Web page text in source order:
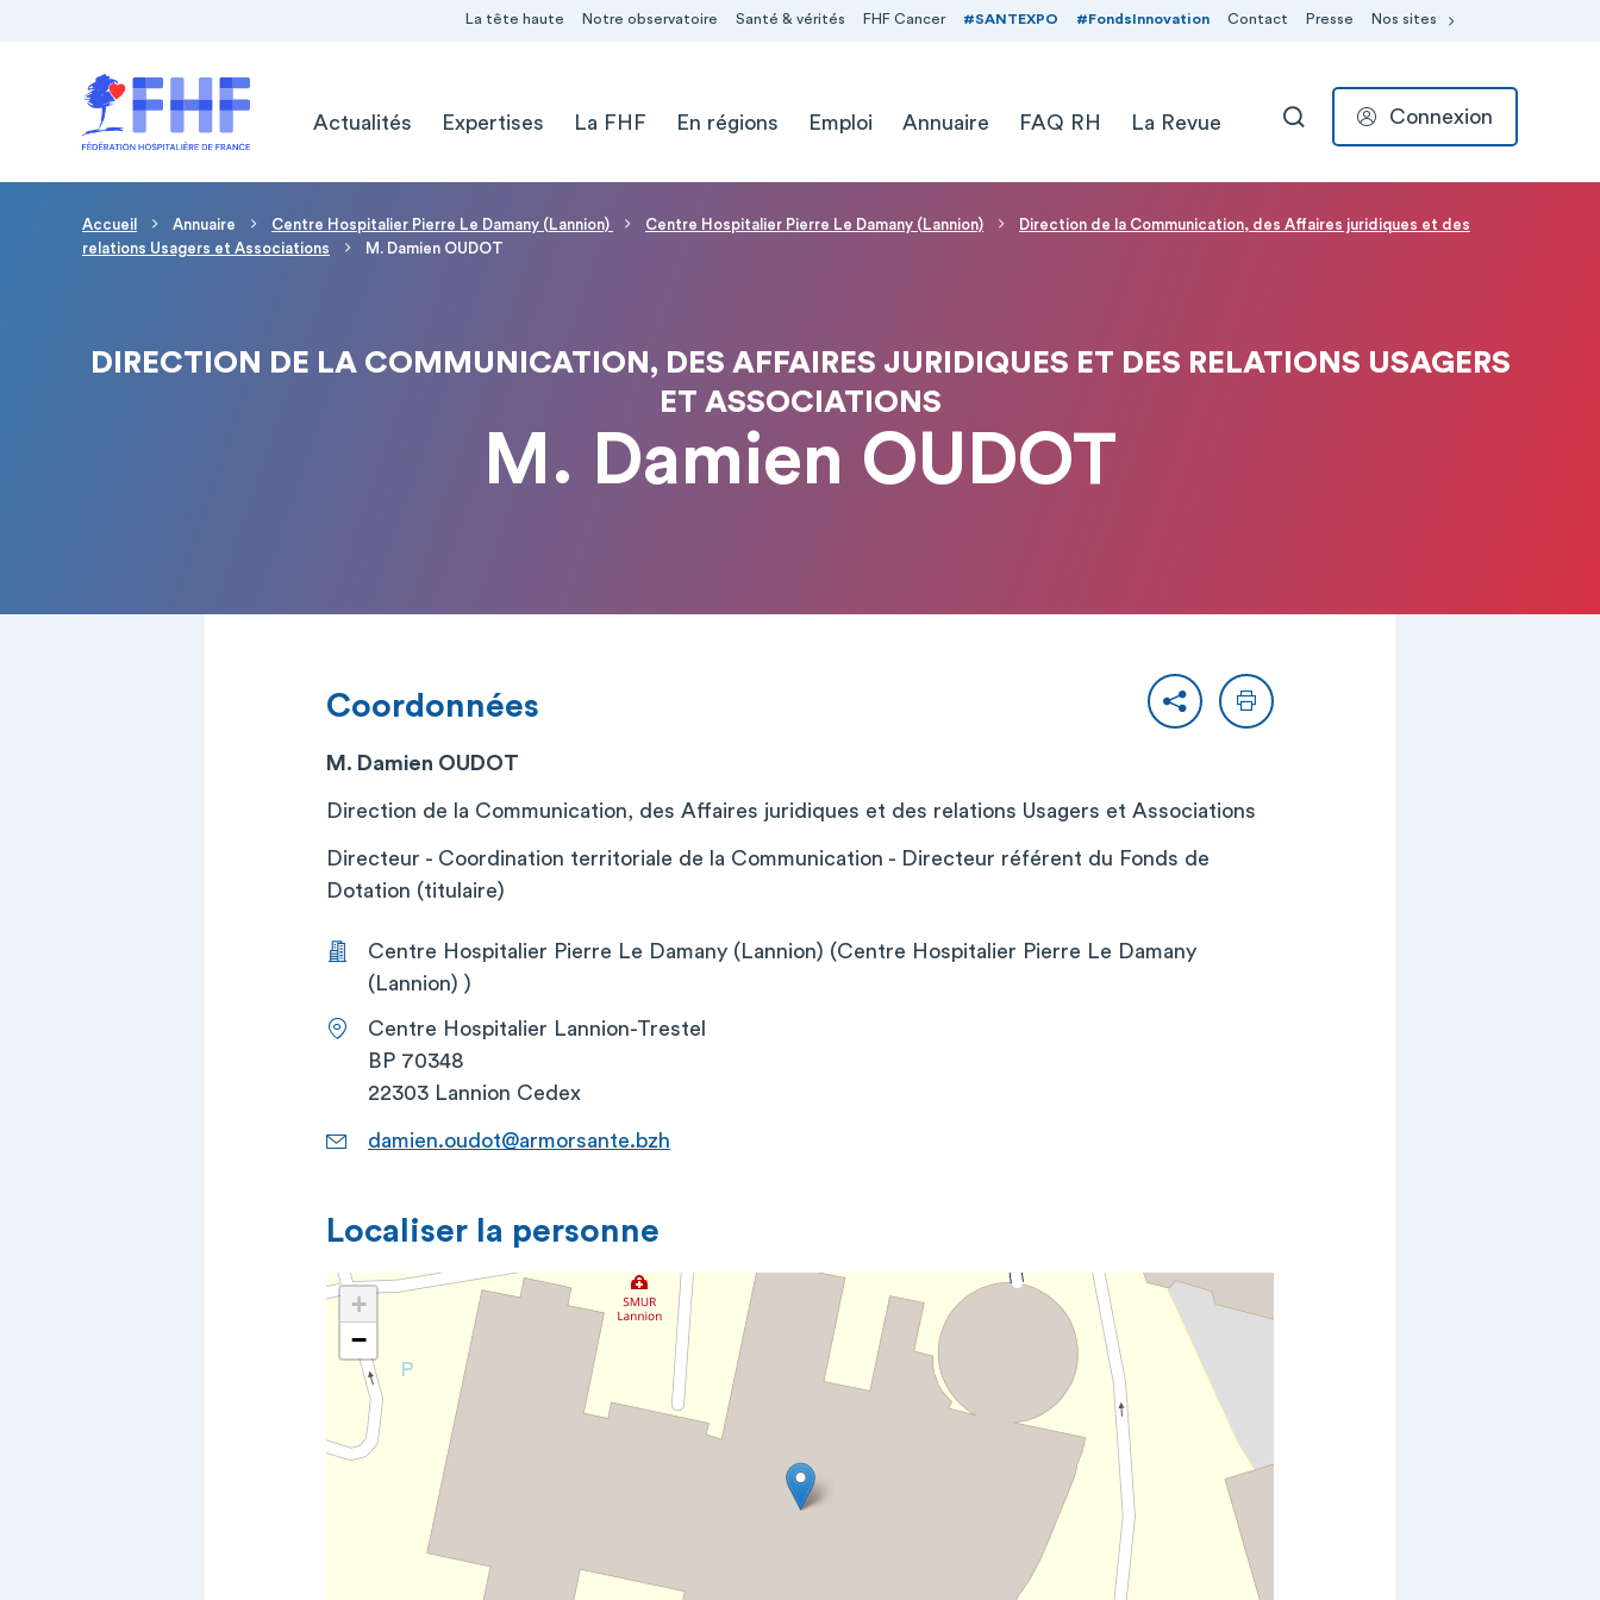
La tête haute Notre observatoire Santé & vérités FHF Cancer #SANTEXPO #FondsInnovation Contact Presse Nos sites
Actualités
Expertises La FHF En régions Emploi Annuaire FAQ RH La Revue RECHERCHER
Connexion
Fil d'Ariane
Accueil Annuaire Centre Hospitalier Pierre Le Damany (Lannion) Centre Hospitalier Pierre Le Damany (Lannion)
Direction de la Communication, des Affaires juridiques et des
relations Usagers et Associations
M. Damien OUDOT
DIRECTION DE LA COMMUNICATION, DES AFFAIRES JURIDIQUES ET DES RELATIONS USAGERS
ET ASSOCIATIONS
M. Damien OUDOT
PartagerImprimer
Coordonnées
M. Damien OUDOT
Direction de la Communication, des Affaires juridiques et des relations Usagers et Associations
Directeur - Coordination territoriale de la Communication - Directeur référent du Fonds de
Dotation (titulaire)
Centre Hospitalier Pierre Le Damany (Lannion) (Centre Hospitalier Pierre Le Damany
(Lannion) )
Centre Hospitalier Lannion-Trestel
BP 70348
22303 Lannion Cedex
damien.oudot@armorsante.bzh
Localiser la personne
+
−